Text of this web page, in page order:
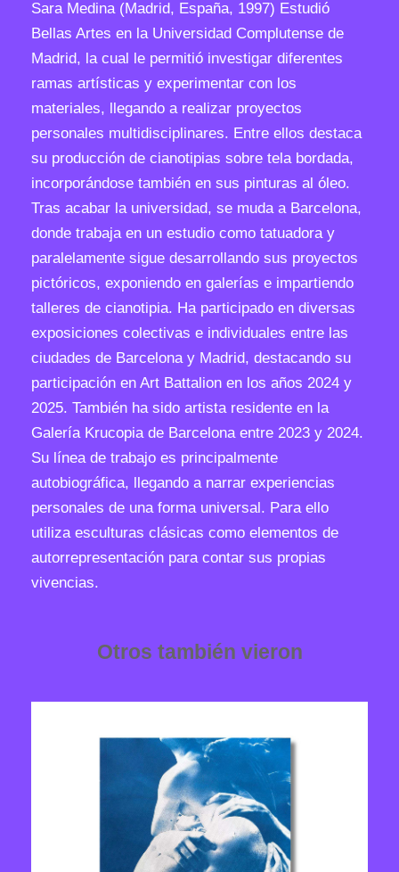
r
c
d
a
d
Sara Medina (Madrid, España, 1997) Estudió
Bellas Artes en la Universidad Complutense de
Madrid, la cual le permitió investigar diferentes
ramas artísticas y experimentar con los
materiales, llegando a realizar proyectos
personales multidisciplinares. Entre ellos destaca
su producción de cianotipias sobre tela bordada,
incorporándose también en sus pinturas al óleo.
Tras acabar la universidad, se muda a Barcelona,
donde trabaja en un estudio como tatuadora y
paralelamente sigue desarrollando sus proyectos
pictóricos, exponiendo en galerías e impartiendo
talleres de cianotipia. Ha participado en diversas
exposiciones colectivas e individuales entre las
ciudades de Barcelona y Madrid, destacando su
participación en Art Battalion en los años 2024 y
2025. También ha sido artista residente en la
Galería Krucopia de Barcelona entre 2023 y 2024.
Su línea de trabajo es principalmente
autobiográfica, llegando a narrar experiencias
personales de una forma universal. Para ello
utiliza esculturas clásicas como elementos de
autorrepresentación para contar sus propias
vivencias.
Otros también vieron